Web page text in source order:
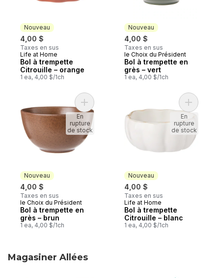
Nouveau
4,00 $
Taxes en sus
Nouveau
Life at Home
Bol à trempette
Citrouille – orange
1 ea, 4,00 $/1ch
Nouveau
4,00 $
Taxes en sus
Nouveau
le Choix du Président
Bol à trempette en
grès – vert
1 ea, 4,00 $/1ch
Nouveau
4,00 $
Taxes en sus
Nouveau
le Choix du Président
Bol à trempette en
grès – brun
1 ea, 4,00 $/1ch
Ajouter Bol à trempette en grès – brun au
En
rupture
de stock
Nouveau
4,00 $
Taxes en sus
Nouveau
Life at Home
Bol à trempette
Citrouille – blanc
1 ea, 4,00 $/1ch
Ajouter
En
rupture
de stock
Magasiner Allées